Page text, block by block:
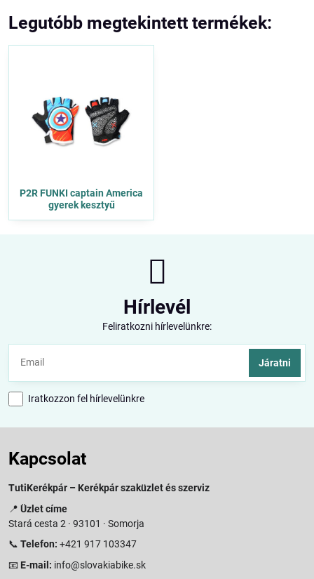
Legutóbb megtekintett termékek:
P2R FUNKI captain America
gyerek kesztyű
Hírlevél
Feliratkozni hírlevelünkre:
Járatni
Iratkozzon fel hírlevelünkre
Kapcsolat
TutiKerékpár – Kerékpár szaküzlet és szerviz
📍 Üzlet címe
Stará cesta 2 · 93101 · Somorja
📞 Telefon: +421 917 103347
📧 E-mail: info@slovakiabike.sk